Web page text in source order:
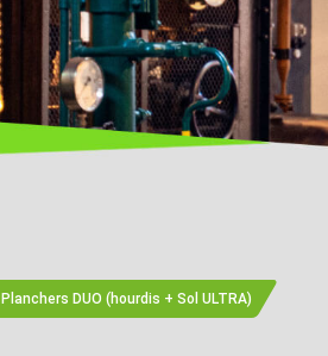
Planchers DUO (hourdis + Sol ULTRA)